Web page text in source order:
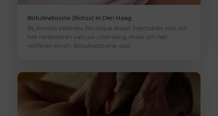
Botulinetoxine (Botox) in Den Haag
Bij Amilda Wellness Boutique draait injectables niet om
het veranderen van uw uitstraling, maar om het
verfijnen ervan. Botulinetoxine, ook